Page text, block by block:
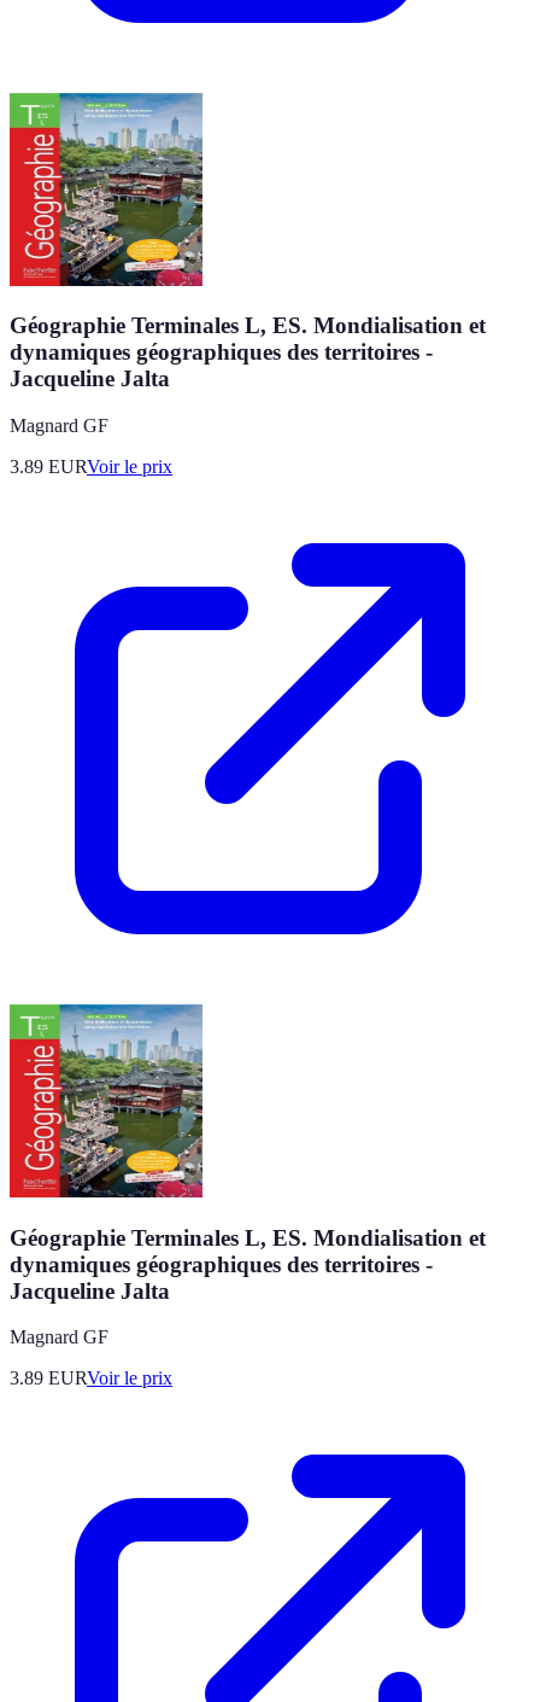
Géographie Terminales L, ES. Mondialisation et
dynamiques géographiques des territoires -
Jacqueline Jalta
Magnard GF
3.89 EURVoir le prix
Géographie Terminales L, ES. Mondialisation et
dynamiques géographiques des territoires -
Jacqueline Jalta
Magnard GF
3.89 EURVoir le prix